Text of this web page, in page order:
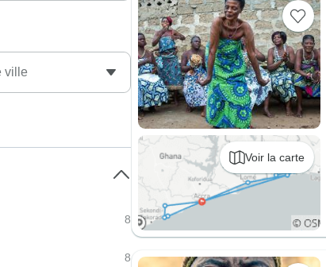
Voir la carte
8
8